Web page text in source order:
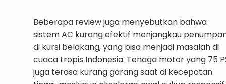
Beberapa review juga menyebutkan bahwa
sistem AC kurang efektif menjangkau
di kursi belakang, yang bisa menjadi masalah di
cuaca tropis Indonesia. Tenaga motor yang 75
juga terasa kurang garang saat di kecepatan